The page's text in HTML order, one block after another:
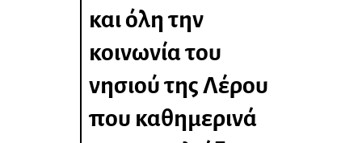
και όλη την
κοινωνία του
νησιού της Λέρου
που καθημερινά